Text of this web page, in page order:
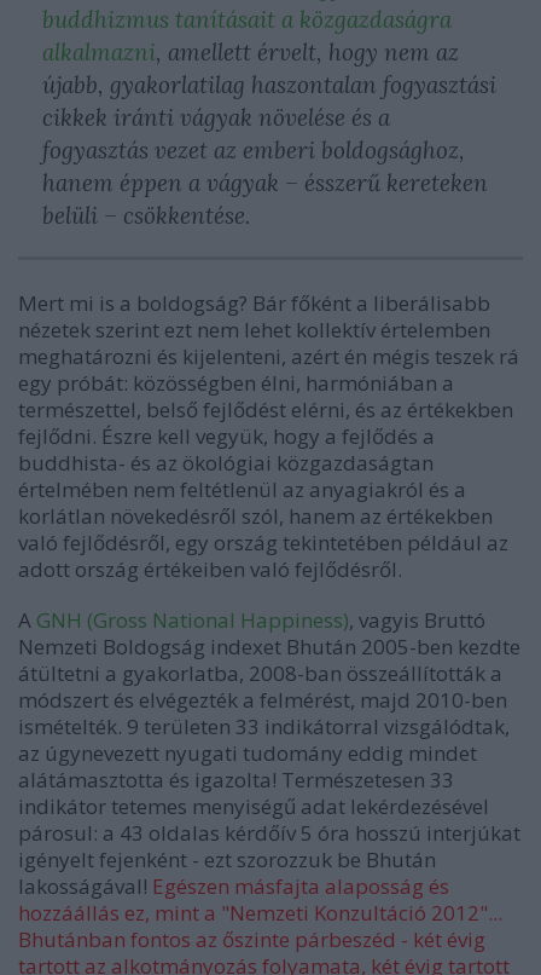
buddhizmus tanításait a közgazdaságra
alkalmazni, amellett érvelt, hogy nem az
újabb, gyakorlatilag haszontalan fogyasztási
cikkek iránti vágyak növelése és a
fogyasztás vezet az emberi boldogsághoz,
hanem éppen a vágyak – ésszerű kereteken
belüli – csökkentése.
Mert mi is a boldogság? Bár főként a liberálisabb
nézetek szerint ezt nem lehet kollektív értelemben
meghatározni és kijelenteni, azért én mégis teszek rá
egy próbát: közösségben élni, harmóniában a
természettel, belső fejlődést elérni, és az értékekben
fejlődni. Észre kell vegyük, hogy a fejlődés a
buddhista- és az ökológiai közgazdaságtan
értelmében nem feltétlenül az anyagiakról és a
korlátlan növekedésről szól, hanem az értékekben
való fejlődésről, egy ország tekintetében például az
adott ország értékeiben való fejlődésről.
A GNH (Gross National Happiness), vagyis Bruttó
Nemzeti Boldogság indexet Bhután 2005-ben kezdte
átültetni a gyakorlatba, 2008-ban összeállították a
módszert és elvégezték a felmérést, majd 2010-ben
ismételték. 9 területen 33 indikátorral vizsgálódtak,
az úgynevezett nyugati tudomány eddig mindet
alátámasztotta és igazolta! Természetesen 33
indikátor tetemes menyiségű adat lekérdezésével
párosul: a 43 oldalas kérdőív 5 óra hosszú interjúkat
igényelt fejenként - ezt szorozzuk be Bhután
lakosságával! Egészen másfajta alaposság és
hozzáállás ez, mint a "Nemzeti Konzultáció 2012"...
Bhutánban fontos az őszinte párbeszéd - két évig
tartott az alkotmányozás folyamata, két évig tartott